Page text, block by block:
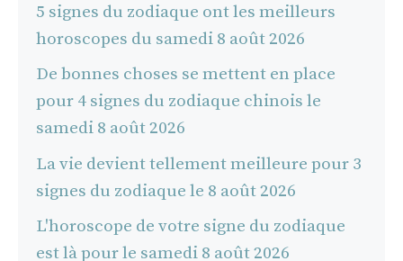
5 signes du zodiaque ont les meilleurs
horoscopes du samedi 8 août 2026
De bonnes choses se mettent en place
pour 4 signes du zodiaque chinois le
samedi 8 août 2026
La vie devient tellement meilleure pour 3
signes du zodiaque le 8 août 2026
L'horoscope de votre signe du zodiaque
est là pour le samedi 8 août 2026